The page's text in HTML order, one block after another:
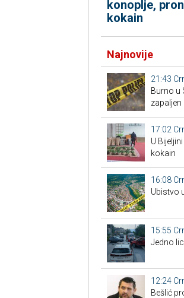
konoplje,
kokain
Najnovije
21:43
Burno u
zapaljen
17:02
​U
kokain
16:08
Ubistvo
15:55
Јedno
12:24
Bešlić